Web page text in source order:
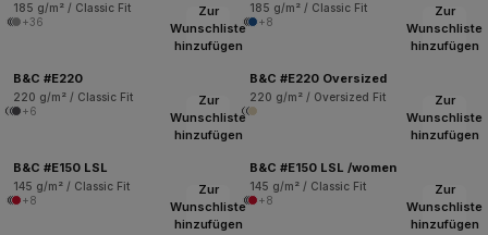
185 g/m² / Classic Fit
+36
185 g/m² / Classic Fit
+8
Zur
Wunschliste
hinzufügen
B&C #E220
220 g/m² / Classic Fit
+6
Zur
Wunschliste
hinzufügen
B&C #E220 Oversized
220 g/m² / Oversized Fit
Zur
Wunschliste
hinzufügen
B&C #E150 LSL
145 g/m² / Classic Fit
+8
Zur
Wunschliste
hinzufügen
B&C #E150 LSL /women
145 g/m² / Classic Fit
+8
Zur
Wunschliste
hinzufügen
Zur
Wunschliste
hinzufügen